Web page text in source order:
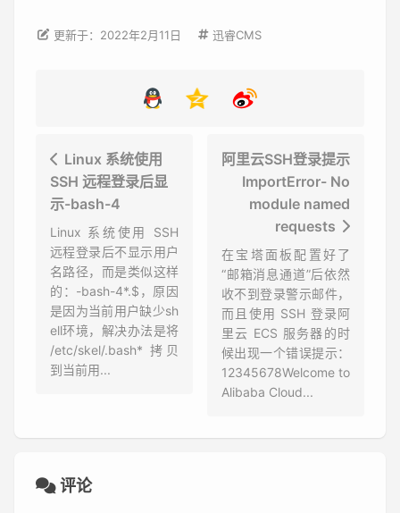
更新于：2022年2月11日 迅睿CMS
Linux 系统使用
SSH 远程登录后显
示-bash-4
Linux 系统使用 SSH
远程登录后不显示用户
名路径，而是类似这样
的：-bash-4*.$，原因
是因为当前用户缺少sh
ell环境，解决办法是将
/etc/skel/.bash* 拷贝
到当前用...
阿里云SSH登录提示
ImportError- No
module named
requests
在宝塔面板配置好了
“邮箱消息通道”后依然
收不到登录警示邮件，
而且使用 SSH 登录阿
里云 ECS 服务器的时
候出现一个错误提示：
12345678Welcome to
Alibaba Cloud...
评论